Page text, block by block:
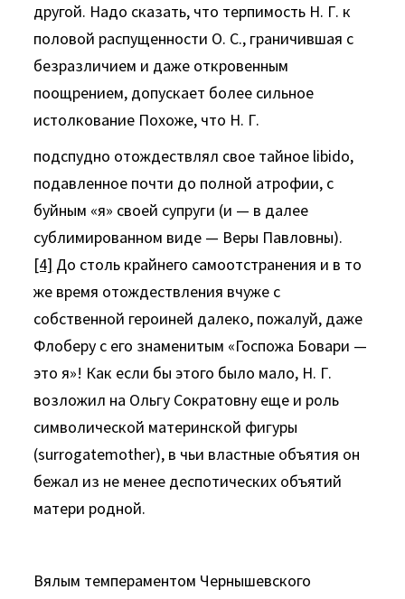
другой. Надо сказать, что терпимость Н. Г. к
половой рас­пущенности О. С., граничившая с
безразличием и даже откро­венным
поощрением, допускает более сильное
истолкование Похоже, что Н. Г.
подспудно отождествлял свое тайное libido,
подавленное почти до полной атрофии, с
буйным «я» своей супруги (и — в далее
сублимированном виде — Веры Павловны).
[4] До столь крайнего самоотстранения и в то
же время отождеств­ления вчуже с
собственной героиней далеко, пожалуй, даже
Флоберу с его знаменитым «Госпожа Бовари —
это я»! Как если бы этого было мало, Н. Г.
возложил на Ольгу Сократовну еще и роль
символической материнской фигуры
(surrogatemother), в чьи властные объятия он
бежал из не менее деспотических объ­ятий
матери родной.
Вялым темпераментом Чернышевского